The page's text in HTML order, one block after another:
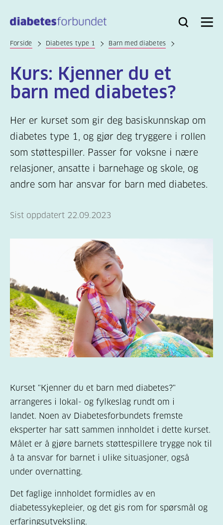
hovedinnhold
Bli
Logg
Søk Meny
Forside Diabetes type 1 Barn med diabetes
Kurs: Kjenner du et
barn med diabetes?
Her er kurset som gir deg basiskunnskap om
diabetes type 1, og gjør deg tryggere i rollen
som støttespiller. Passer for voksne i nære
relasjoner, ansatte i barnehage og skole, og
andre som har ansvar for barn med diabetes.
Sist oppdatert 22.09.2023
Kurset "Kjenner du et barn med diabetes?"
arrangeres i lokal- og fylkeslag rundt om i
landet. Noen av Diabetesforbundets fremste
eksperter har satt sammen innholdet i dette kurset.
Målet er å gjøre barnets støttespillere trygge nok til
å ta ansvar for barnet i ulike situasjoner, også
under overnatting.
Det faglige innholdet formidles av en
diabetessykepleier, og det gis rom for spørsmål og
erfaringsutveksling.